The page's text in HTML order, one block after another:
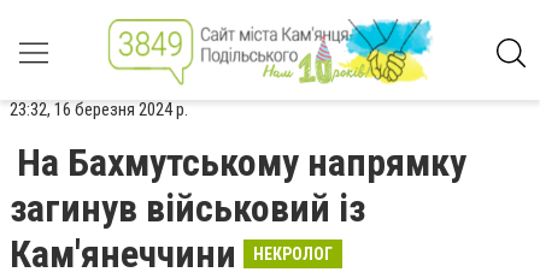
23:32, 16 березня 2024 р.
На Бахмутському напрямку
загинув військовий із
Кам'янеччини
НЕКРОЛОГ